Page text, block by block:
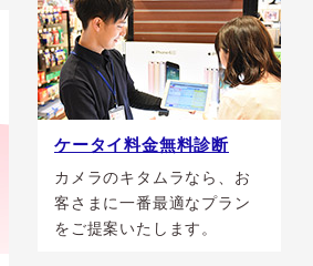
ケータイ料金無料診断
カメラのキタムラなら、お
客さまに一番最適なプラン
をご提案いたします。